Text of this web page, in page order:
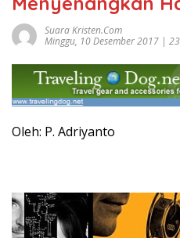
Suara Kristen.com
Minggu, 10 Desember 2017 |
Oleh: P. Adriyanto